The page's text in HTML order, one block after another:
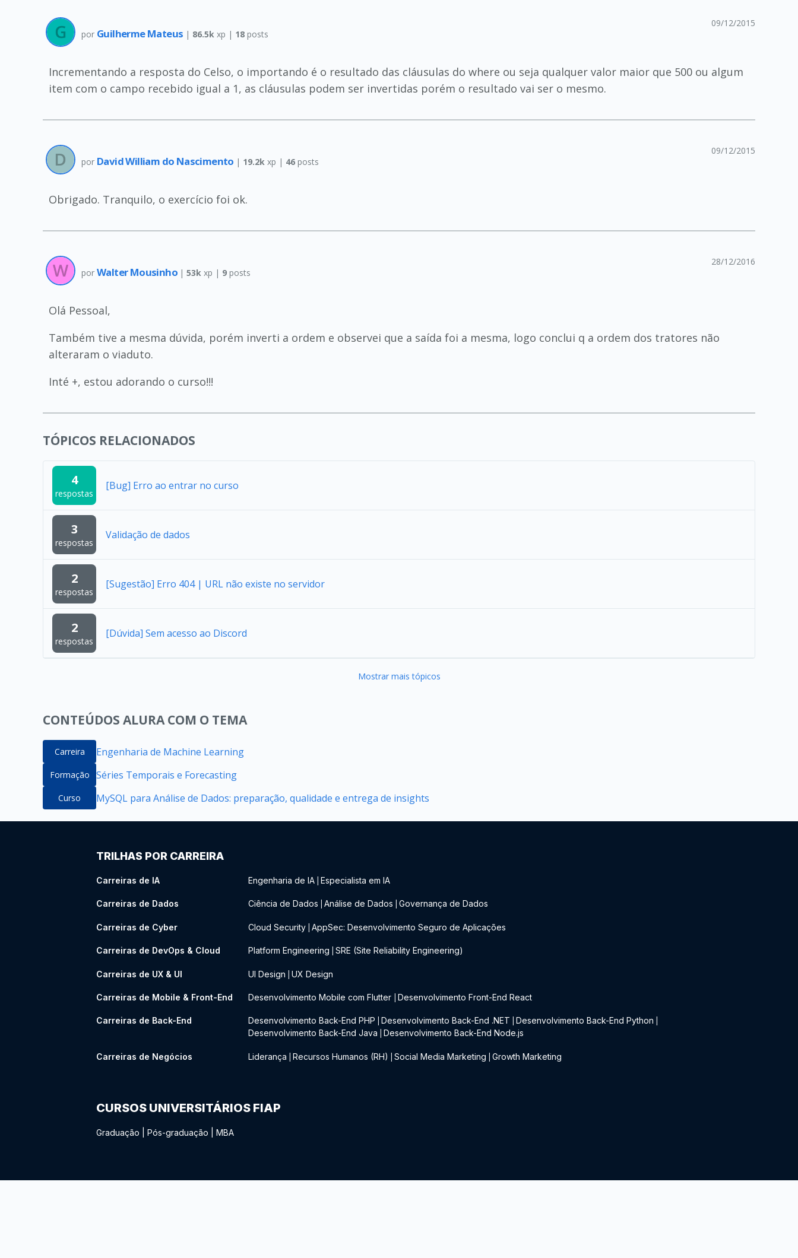
por Guilherme Mateus | 86.5k xp | 18posts
09/12/2015
Incrementando a resposta do Celso, o importando é o resultado das cláusulas do where ou seja qualquer valor maior que 500 ou algum
item com o campo recebido igual a 1, as cláusulas podem ser invertidas porém o resultado vai ser o mesmo.
por David William do Nascimento | 19.2k xp | 46 posts
09/12/2015
Obrigado. Tranquilo, o exercício foi ok.
por Walter Mousinho |53k xp | 9 posts
28/12/2016
Olá Pessoal,
Também tive a mesma dúvida, porém inverti a ordem e observei que a saída foi a mesma, logo conclui q a ordem dos tratores não
alteraram o viaduto.
Inté +, estou adorando o curso!!!
TÓPICOS RELACIONADOS
4
respostas
[Bug] Erro ao entrar no curso
3
respostas
Validação de dados
2
respostas
[Sugestão] Erro 404 | URL não existe no servidor
2
respostas
[Dúvida] Sem acesso ao Discord
Mostrar mais tópicos
CONTEÚDOS ALURA COM O TEMA
Carreira Engenharia de Machine Learning
Formação Séries Temporais e Forecasting
Curso MySQL para Análise de Dados: preparação, qualidade e entrega de insights
TRILHAS POR CARREIRA
Carreiras de IA Engenharia de IA Especialista em IA
Carreiras de Dados Ciência de Dados Análise de Dados Governança de Dados
Carreiras de Cyber Cloud Security AppSec: Desenvolvimento Seguro de Aplicações
Carreiras de DevOps & Cloud Platform Engineering SRE (Site Reliability Engineering)
Carreiras de UX & UI UI Design UX Design
Carreiras de Mobile & Front-End Desenvolvimento Mobile com Flutter Desenvolvimento Front-End React
Carreiras de Back-End Desenvolvimento Back-End PHP Desenvolvimento Back-End .NET Desenvolvimento Back-End Python
Desenvolvimento Back-End Java Desenvolvimento Back-End Node.js
Carreiras de Negócios Liderança Recursos Humanos (RH) Social Media Marketing Growth Marketing
CURSOS UNIVERSITÁRIOS FIAP
Graduação Pós-graduação MBA